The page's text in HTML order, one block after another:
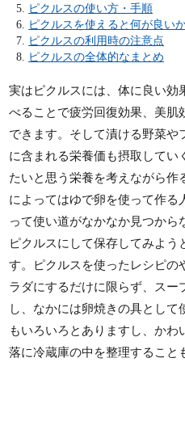
ピクルスの使い方・手順
ピクルスを使えると何が良い
ピクルスの利用時の注意点
ピクルスの全体的なまとめ
実はピクルスには、体に良い効
べることで疲労回復効果、美肌
できます。そして漬ける野菜や
に含まれる栄養価も摂取してい
たいと思う栄養を考えながら作
によってはゆで卵を使って作る
って使い道がなかなか見つから
ピクルスにして保存してみよう
す。ピクルスを使ったレシピの
ラダにするだけに限らず、スー
し、なかには卵焼きの具とし
もいろいろとありますし、か
落に冷蔵庫の中を整理すること